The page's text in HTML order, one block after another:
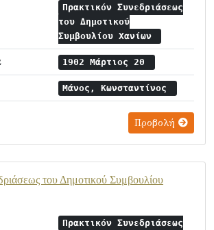
Πρακτικόν Συνεδριάσεως
του Δημοτικού
Συμβουλίου Χανίων
1902 Μάρτιος 20
Μάνος, Κωνσταντίνος
Προβολή
του Δημοτικού Συμβουλίου
Πρακτικόν Συνεδριάσεως